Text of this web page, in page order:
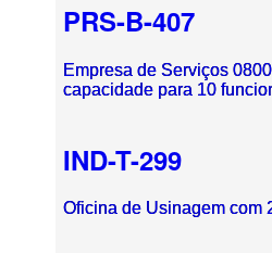
PRS-B-407
Empresa de Serviços
capacidade para 10
IND-T-299
Oficina de Usinagem com